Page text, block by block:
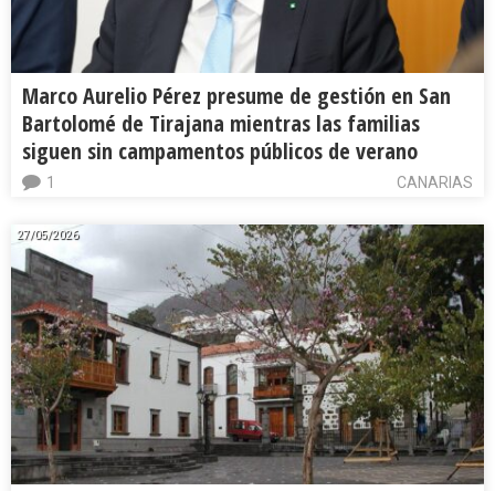
Marco Aurelio Pérez presume de gestión en San
Bartolomé de Tirajana mientras las familias
siguen sin campamentos públicos de verano
CANARIAS
1
27/05/2026